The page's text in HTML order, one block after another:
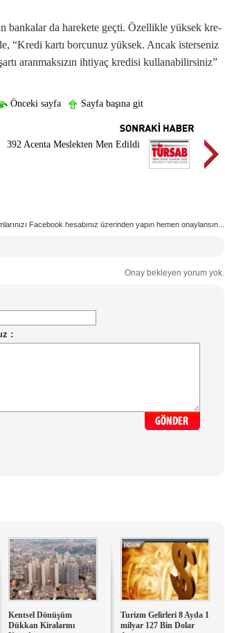
ban­ka­lar da ha­re­ke­te geç­ti. Özel­lik­le yük­sek kre­
“K­re­di kar­tı bor­cu­nuz yük­sek. An­cak is­ter­se­niz
aran­mak­sı­zın ih­ti­yaç kre­di­si kul­la­na­bi­lir­si­ni­z”
Önceki sayfa Sayfa başına git
392 Acenta Meslekten Men Edildi
Facebook hesabınız üzerinden yapın hemen onaylansın...
Onay bekleyen yorum yok.
Kentsel Dönüşüm
Dükkan Kiralarını
Turizm Gelirleri 8 Ayda 1
milyar 127 Bin Dolar